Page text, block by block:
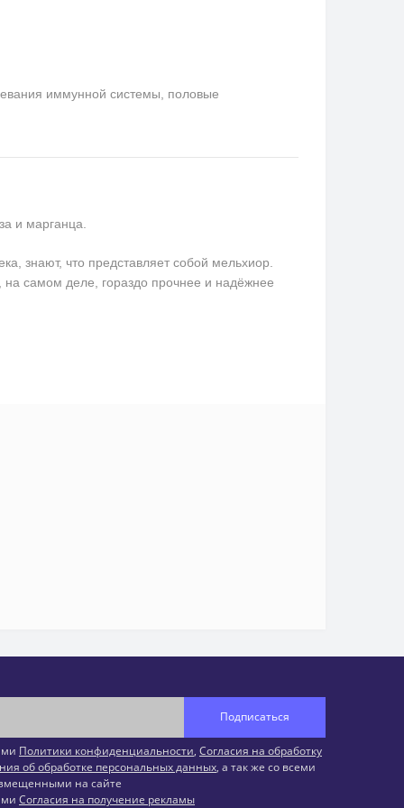
иммунной системы, половые
и марганца.
знают, что представляет собой мельхиор.
самом деле, гораздо прочнее и надёжнее
Подписаться
Политики конфиденциальности, Согласия на обработку
об обработке персональных данных, а так же со всеми
на сайте
Согласия на получение рекламы